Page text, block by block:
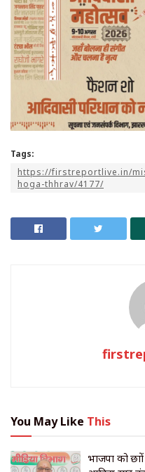
Tags:
https://firstreportlive.in/
hoga-thhrav/4177/
You May Like This
भाजपा को